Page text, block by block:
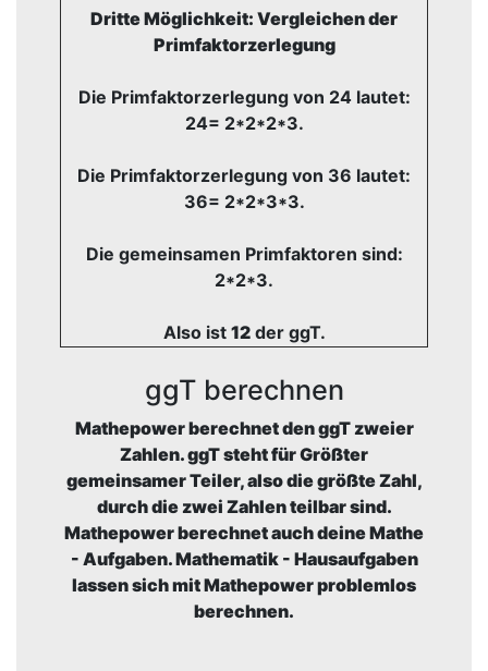
Dritte Möglichkeit: Vergleichen der
Primfaktorzerlegung
Die Primfaktorzerlegung von 24 lautet:
24= 2*2*2*3.
Die Primfaktorzerlegung von 36 lautet:
36= 2*2*3*3.
Die gemeinsamen Primfaktoren sind:
2*2*3.
Also ist 12der ggT.
ggT berechnen
Mathepower berechnet den ggT zweier
Zahlen. ggT steht für Größter
gemeinsamer Teiler, also die größte Zahl,
durch die zwei Zahlen teilbar sind.
Mathepower berechnet auch deine Mathe
- Aufgaben. Mathematik - Hausaufgaben
lassen sich mit Mathepower problemlos
berechnen.